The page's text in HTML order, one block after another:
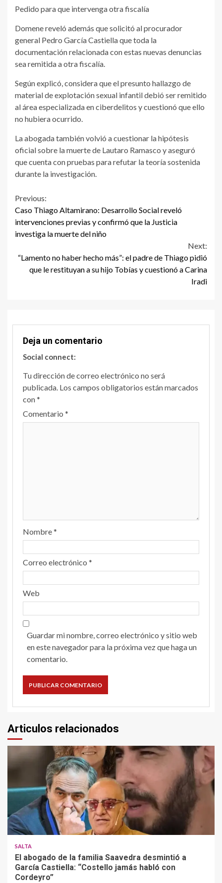
Pedido para que intervenga otra fiscalía
Domene reveló además que solicitó al procurador
general Pedro García Castiella que toda la
documentación relacionada con estas nuevas denuncias
sea remitida a otra fiscalía.
Según explicó, considera que el presunto hallazgo de
material de explotación sexual infantil debió ser remitido
al área especializada en ciberdelitos y cuestionó que ello
no hubiera ocurrido.
La abogada también volvió a cuestionar la hipótesis
oficial sobre la muerte de Lautaro Ramasco y aseguró
que cuenta con pruebas para refutar la teoría sostenida
durante la investigación.
Continue
Reading
Previous:
Caso Thiago Altamirano: Desarrollo Social reveló
intervenciones previas y confirmó que la Justicia
investiga la muerte del niño
Next:
“Lamento no haber hecho más”: el padre de Thiago pidió
que le restituyan a su hijo Tobías y cuestionó a Carina
Iradi
Deja un comentario
Social connect:
Tu dirección de correo electrónico no será
publicada. Los campos obligatorios están marcados
con*
Comentario *
Nombre*
Correo electrónico *
Web
Guardar mi nombre, correo electrónico y sitio web
en este navegador para la próxima vez que haga un
comentario.
Articulos relacionados
SALTA
El abogado de la familia Saavedra desmintió a
García Castiella: “Costello jamás habló con
Cordeyro”